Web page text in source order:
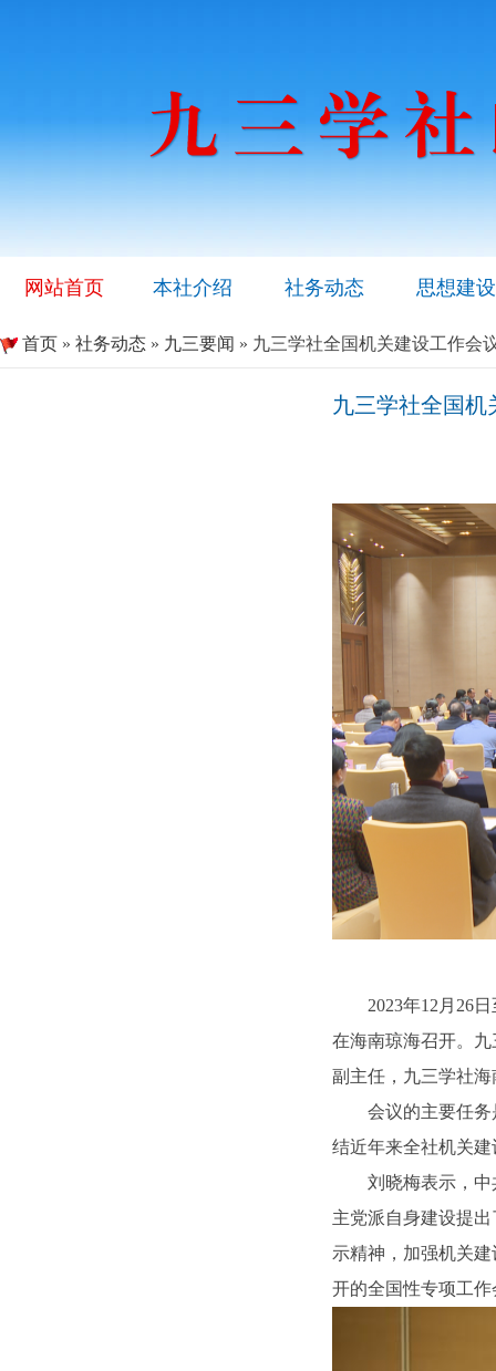
网站首页 本社介绍 社务动态 思想建设
首页 » 社务动态 » 九三要闻 » 九三学社全国机关建设工作会
九三学社全国
2023年12月26
在海南琼海召开。
副主任，九三学社
会议的主要任
结近年来全社机关
刘晓梅表示，
主党派自身建设提
示精神，加强机关
开的全国性专项工作